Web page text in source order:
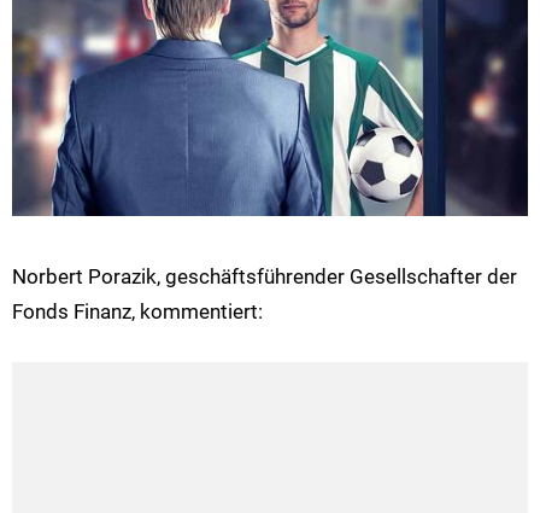
Norbert Porazik, geschäftsführender Gesellschafter der
Fonds Finanz, kommentiert: